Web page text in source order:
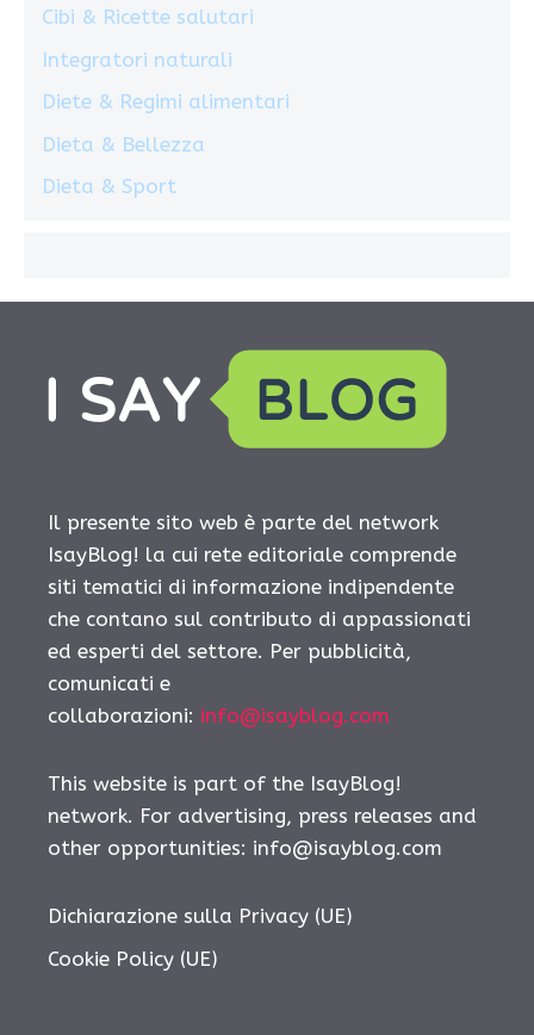
Cibi & Ricette salutari
Integratori naturali
Diete & Regimi alimentari
Dieta & Bellezza
Dieta & Sport
Il presente sito web è parte del network
IsayBlog! la cui rete editoriale comprende
siti tematici di informazione indipendente
che contano sul contributo di appassionati
ed esperti del settore. Per pubblicità,
comunicati e
collaborazioni: info@isayblog.com
This website is part of the IsayBlog!
network. For advertising, press releases and
other opportunities: info@isayblog.com
Dichiarazione sulla Privacy (UE)
Cookie Policy (UE)